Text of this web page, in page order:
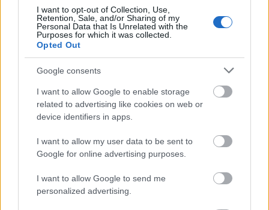
I want to opt-out of Collection, Use,
Retention, Sale, and/or Sharing of my
Personal Data that Is Unrelated with the
Purposes for which it was collected.
Opted Out
Google consents
I want to allow Google to enable storage
related to advertising like cookies on web or
device identifiers in apps.
I want to allow my user data to be sent to
Google for online advertising purposes.
I want to allow Google to send me
personalized advertising.
Beauty Fashion Well Being Life Now
Πρόσωπα
Woman Power
About Our Awards Διαφημιστείτε
Επικοινωνία
Όροι Χρήσης
Πολιτική Απορρήτου